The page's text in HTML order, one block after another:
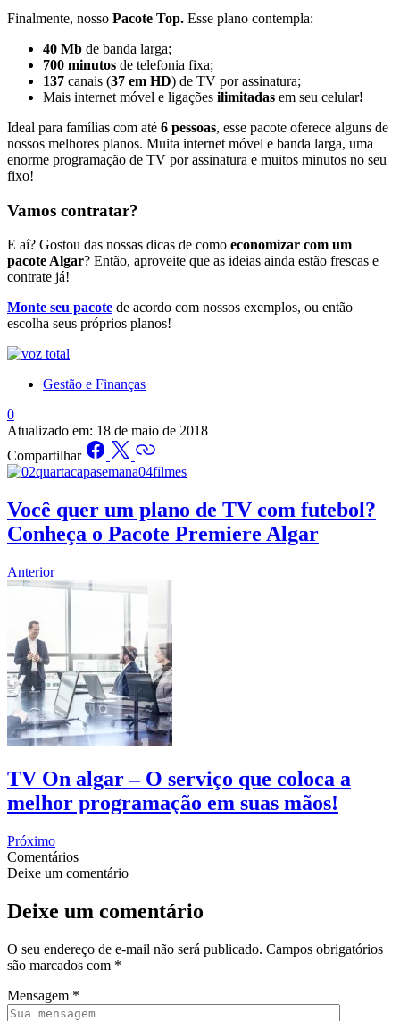
Finalmente, nosso Pacote Top. Esse plano contempla:
40 Mb de banda larga;
700 minutos de telefonia fixa;
137 canais (37 em HD) de TV por assinatura;
Mais internet móvel e ligações ilimitadas em seu celular!
Ideal para famílias com até 6 pessoas, esse pacote oferece alguns de
nossos melhores planos. Muita internet móvel e banda larga, uma
enorme programação de TV por assinatura e muitos minutos no seu
fixo!
Vamos contratar?
E aí? Gostou das nossas dicas de como economizar com um
pacote Algar? Então, aproveite que as ideias ainda estão frescas e
contrate já!
Monte seu pacote de acordo com nossos exemplos, ou então
escolha seus próprios planos!
Gestão e Finanças
0
Atualizado em: 18 de maio de 2018
Compartilhar
Você quer um plano de TV com futebol?
Conheça o Pacote Premiere Algar
Anterior
TV On algar – O serviço que coloca a
melhor programação em suas mãos!
Próximo
Comentários
Deixe um comentário
Deixe um comentário
O seu endereço de e-mail não será publicado. Campos obrigatórios
são marcados com *
Mensagem *